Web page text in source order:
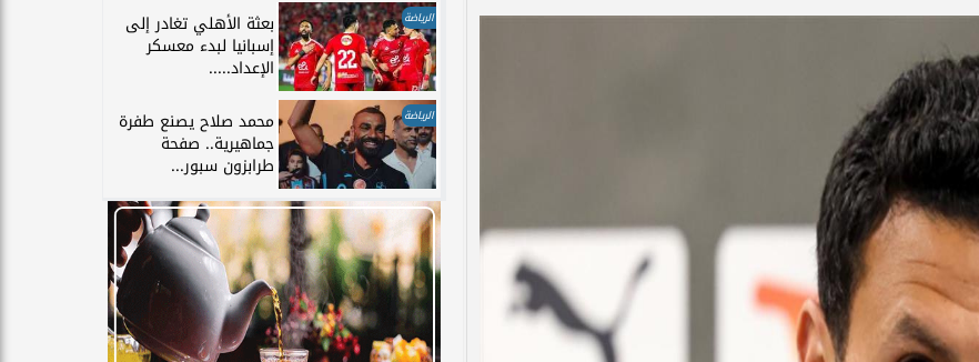
الرياضة بعثة الأهلي تغادر إلى
إسبانيا لبدء معسكر
الإعداد.....
الرياضة محمد صلاح يصنع طفرة
جماهيرية.. صفحة
طرابزون سبور...